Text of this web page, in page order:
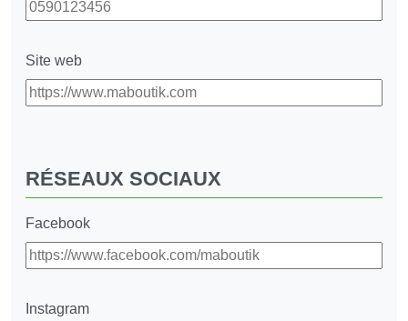
Site web
RÉSEAUX SOCIAUX
Facebook
Instagram